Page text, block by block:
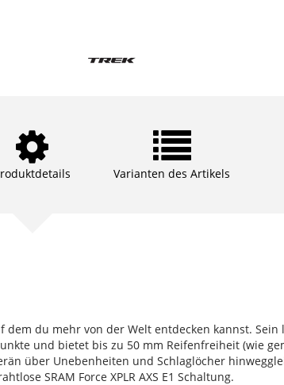
Varianten des Artikels
dem du mehr von der Welt entdecken kannst.
und bietet bis zu 50 mm Reifenfreiheit (wie
über Unebenheiten und Schlaglöcher
SRAM Force XPLR AXS E1 Schaltung.